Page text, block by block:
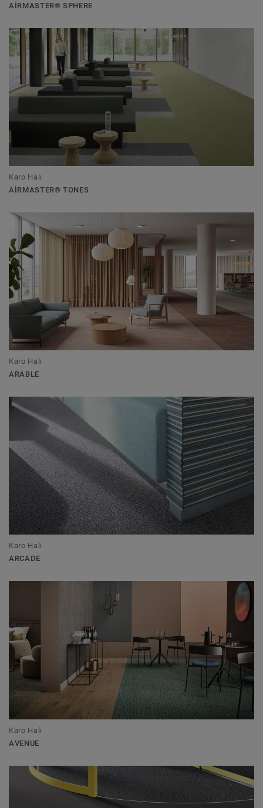
AIRMASTER® SPHERE
Karo Halı
AIRMASTER® TONES
Karo Halı
ARABLE
Karo Halı
ARCADE
Karo Halı
AVENUE